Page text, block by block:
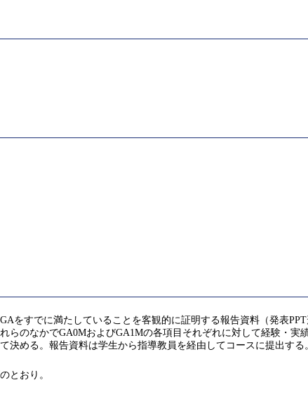
をすでに満たしていることを客観的に証明する報告資料（発表
らのなかでGA0MおよびGA1Mの各項目それぞれに対して経験・
める。報告資料は学生から指導教員を経由してコースに提出する
とおり。